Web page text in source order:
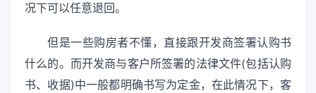
况下可以任意退回。
但是一些购房者不懂，直接跟开发商签署认购书
什么的。而开发商与客户所签署的法律文件(包括认购
书、收据)中一般都明确书写为定金，在此情况下，客